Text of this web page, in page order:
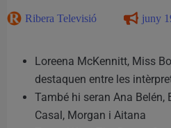
Ribera Televisió juny
Loreena McKennitt, Miss
destaquen entre les
També hi seran Ana Belén,
Casal, Morgan i Aitana